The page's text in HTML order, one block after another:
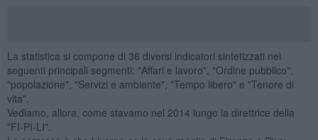
La statistica si compone di 36 diversi indicatori sintetizzati nei
seguenti principali segmenti: "Affari e lavoro", "Ordine pubblico",
"popolazione", "Servizi e ambiente", "Tempo libero" e "Tenore di
vita".
Vediamo, allora, come stavamo nel 2014 lungo la direttrice della
"FI-PI-LI".